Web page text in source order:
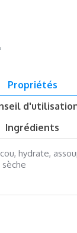
Propriétés
Ingrédients
hydrate,